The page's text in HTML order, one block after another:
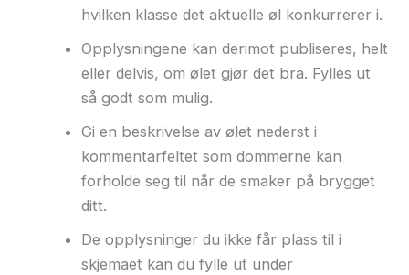
hvilken klasse det aktuelle øl konkurrerer i.
Opplysningene kan derimot publiseres, helt
eller delvis, om ølet gjør det bra. Fylles ut
så godt som mulig.
Gi en beskrivelse av ølet nederst i
kommentarfeltet som dommerne kan
forholde seg til når de smaker på brygget
ditt.
De opplysninger du ikke får plass til i
skjemaet kan du fylle ut under